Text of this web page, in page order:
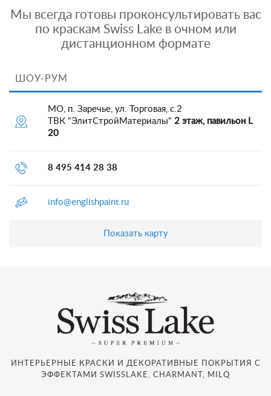
Мы всегда готовы проконсультировать вас
по краскам Swiss Lake в очном или
дистанционном формате
ШОУ-РУМ
МО, п. Заречье, ул. Торговая, с.2
ТВК "ЭлитСтройМатериалы" 2 этаж, павильон L
20
8 495 414 28 38
info@englishpaint.ru
Показать карту
ИНТЕРЬЕРНЫЕ КРАСКИ И ДЕКОРАТИВНЫЕ ПОКРЫТИЯ С
ЭФФЕКТАМИ SWISSLAKE, CHARMANT, MILQ